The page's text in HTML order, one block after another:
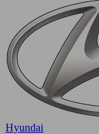
Hyundai